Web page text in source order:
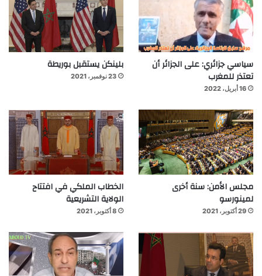
سياسي جزائري: على الجزائر أن
تعتذر للمغرب
16 أبريل، 2022
بلينكن يستقبل بوريطة
23 نوفمبر، 2021
مجلس الأمن: سنة أخرى
لمينورسو
29 أكتوبر، 2021
الخطاب الملكي في افتتاح
الولاية التشريعية
8 أكتوبر، 2021